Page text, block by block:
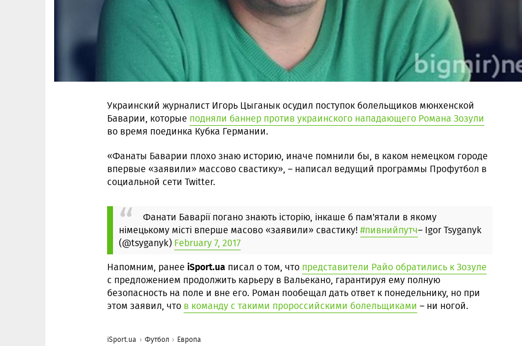
Украинский журналист Игорь Цыганык осудил поступок болельщиков мюнхенской
Баварии, которые подняли баннер против украинского нападающего Романа Зозули
во время поединка Кубка Германии.
«Фанаты Баварии плохо знаю историю, иначе помнили бы, в каком немецком городе
впервые «заявили» массово свастику», – написал ведущий программы Профутбол в
социальной сети Twitter.
Фанати Баварії погано знають історію, інкаше б пам'ятали в якому
німецькому місті вперше масово «заявили» свастику! #пивнийпутч– Igor Tsyganyk
(@tsyganyk) February 7, 2017
Напомним, ранее iSport.ua писал о том, что представители Райо обратились к Зозуле
с предложением продолжить карьеру в Вальекано, гарантируя ему полную
безопасность на поле и вне его. Роман пообещал дать ответ к понедельнику, но при
этом заявил, что в команду с такими пророссийскими болельщиками – ни ногой.
iSport.ua Футбол Европа